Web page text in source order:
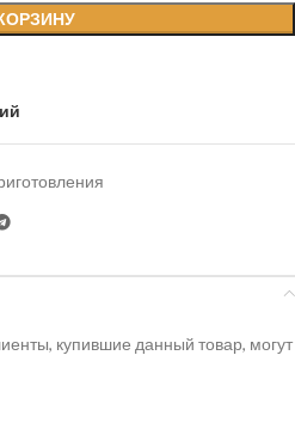
купившие данный товар, могут